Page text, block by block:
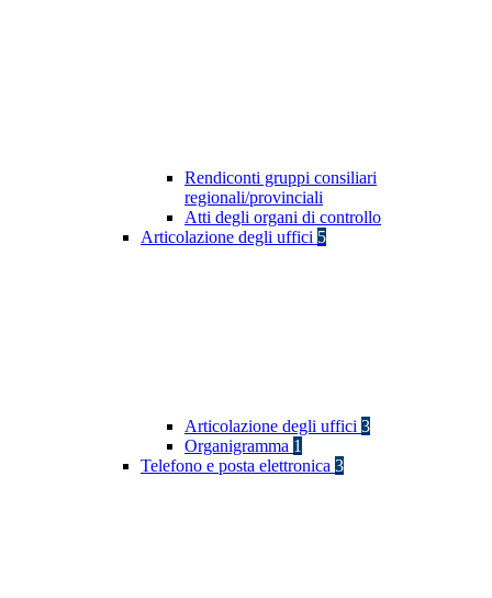
Rendiconti gruppi consiliari
regionali/provinciali
Atti degli organi di controllo
Articolazione degli uffici 5
Articolazione degli uffici 3
Organigramma 1
Telefono e posta elettronica 3